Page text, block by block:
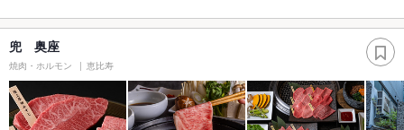
兜 奥座
焼肉・ホルモン 恵比寿